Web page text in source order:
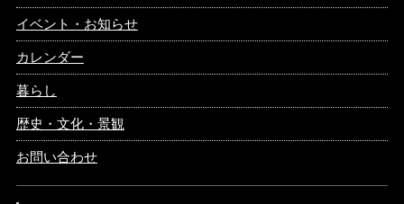
イベント・お知らせ
カレンダー
暮らし
歴史・文化・景観
お問い合わせ